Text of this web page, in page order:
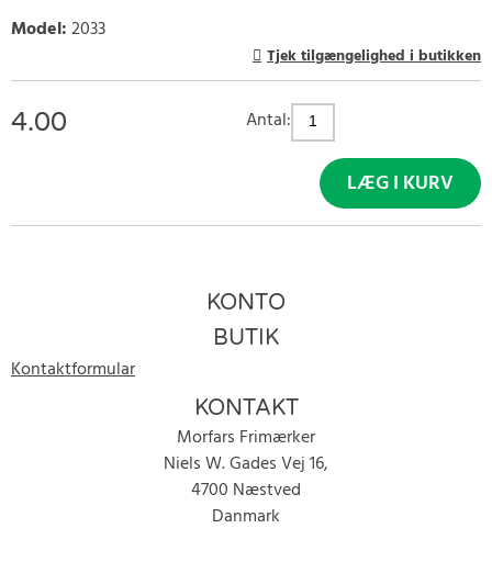
Model:2033
Tjek tilgængelighed i butikken
4.00 Antal:
LÆG I KURV
KONTO
BUTIK
Kontaktformular
KONTAKT
Morfars Frimærker
Niels W. Gades Vej 16,
4700 Næstved
Danmark